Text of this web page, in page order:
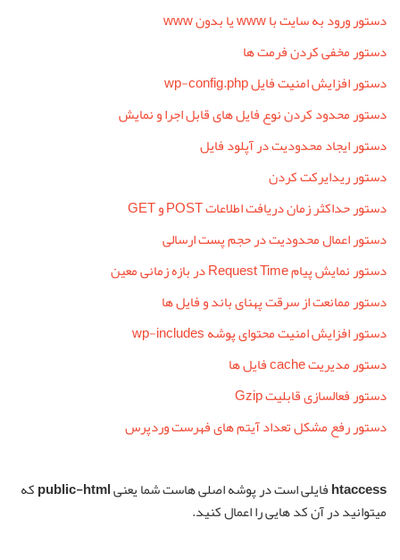
دستور ورود به سایت با www یا بدون www
دستور مخفی کردن فرمت ها
دستور افزایش امنیت فایل wp-config.php
دستور محدود کردن نوع فایل های قابل اجرا و نمایش
دستور ایجاد محدودیت در آپلود فایل
دستور ریدایرکت کردن
دستور حداکثر زمان دریافت اطلاعات POST و GET
دستور اعمال محدودیت در حجم پست ارسالی
دستور نمایش پیام Request Time در بازه زمانی معین
دستور ممانعت از سرقت پهنای باند و فایل ها
دستور افزایش امنیت محتوای پوشه wp-includes
دستور مدیریت cache فایل ها
دستور فعالسازی قابلیت Gzip
دستور رفع مشکل تعداد آیتم های فهرست وردپرس
htaccessفایلی است در پوشه اصلی هاست شما یعنیpublic-htmlکه
میتوانید در آن کد هایی را اعمال کنید.